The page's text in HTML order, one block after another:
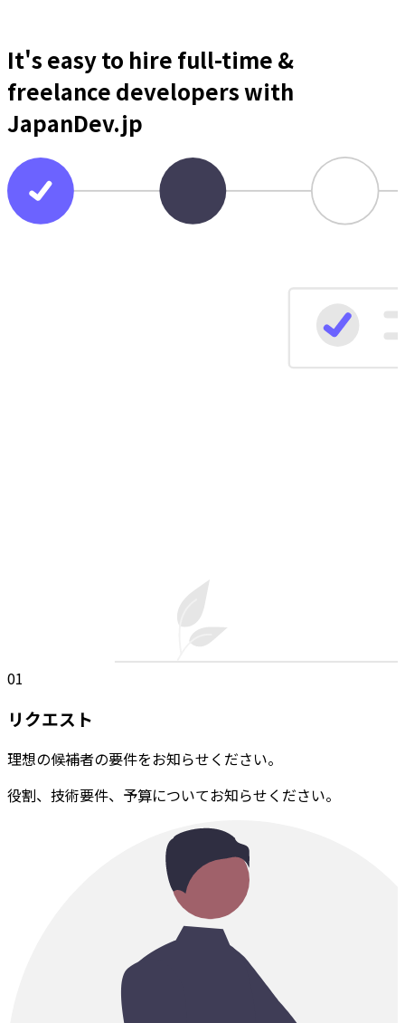
It's easy to hire full-time &
freelance developerswith
JapanDev.jp
01
リクエスト
理想の候補者の要件をお知らせください。
役割、技術要件、予算についてお知らせください。